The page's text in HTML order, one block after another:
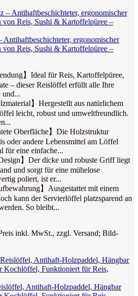
ergonomischer
Reis, Sushi & Kartoffelpüree –
】Ideal für Reis, Kartoffelpüree,
– dieser Reislöffel erfüllt alle Ihre
und...
】Hergestellt aus natürlichem
leicht, robust und umweltfreundlich.
Oberfläche】Die Holzstruktur
oder andere Lebensmittel am Löffel
für eine einfache...
】Der dicke und robuste Griff liegt
und sorgt für eine mühelose
poliert, ist er...
】Ausgestattet mit einem
kann der Servierlöffel platzsparend an
So bleibt...
inkl. MwSt., zzgl. Versand; Bild-
Antihaft-Holzpaddel, Hängbar